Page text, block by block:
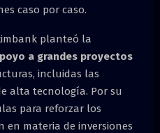
caso por caso.
planteó la
a grandes proyectos
incluidas las
alta tecnología. Por su
para reforzar los
en materia de inversiones